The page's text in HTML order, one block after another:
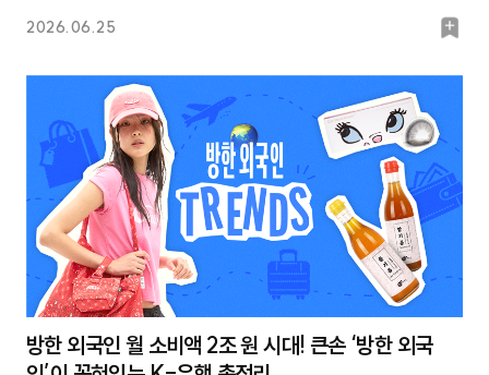
2026.06.25
북
방한 외국인 월 소비액 2조 원 시대! 큰손 ‘방한 외국